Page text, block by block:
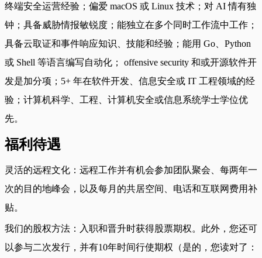
终端安全运营经验；偏爱 macOS 或 Linux 技术；对 AI 情有独
钟；具备威胁情报敏锐度；能独立在多个同时工作流中工作；
具备云取证和事件响应知识、技能和经验；能用 Go、Python
或 Shell 等语言编写自动化； offensive security 和或开源软件开
发是加分项；5+ 年在软件开发、信息安全或 IT 工程领域的经
验；计算机科学、工程、计算机安全或信息系统学士学位优
先。
福利待遇
灵活的远程文化：远程工作并有机会参加团队聚会、每两年一
次的目的地峰会，以及每月的共居空间、电话和互联网费用补
贴。
我们的股权方法：入职和晋升时获得股票期权。此外，您还可
以参与二次发行，并有10年时间行使期权（是的，您读对了：